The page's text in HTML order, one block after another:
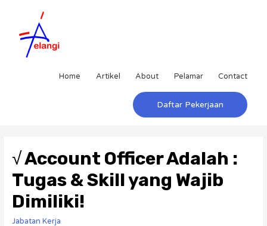
Home Artikel About Pelamar Contact
Daftar Pekerjaan
√ Account Officer Adalah :
Tugas & Skill yang Wajib
Dimiliki!
Jabatan Kerja